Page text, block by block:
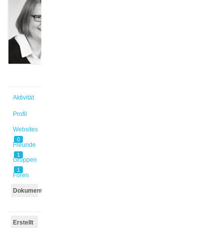
Aktivität
Profil
Websites
0
Freunde
1
Gruppen
1
Foren
Dokumente
Erstellt